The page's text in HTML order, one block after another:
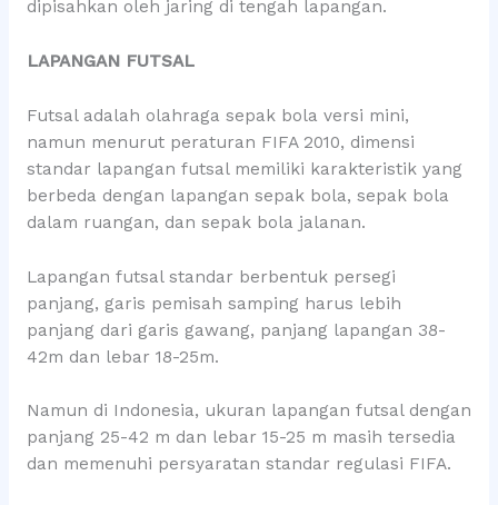
dipisahkan oleh jaring di tengah lapangan.
LAPANGAN FUTSAL
Futsal adalah olahraga sepak bola versi mini,
namun menurut peraturan FIFA 2010, dimensi
standar lapangan futsal memiliki karakteristik yang
berbeda dengan lapangan sepak bola, sepak bola
dalam ruangan, dan sepak bola jalanan.
Lapangan futsal standar berbentuk persegi
panjang, garis pemisah samping harus lebih
panjang dari garis gawang, panjang lapangan 38-
42m dan lebar 18-25m.
Namun di Indonesia, ukuran lapangan futsal dengan
panjang 25-42 m dan lebar 15-25 m masih tersedia
dan memenuhi persyaratan standar regulasi FIFA.